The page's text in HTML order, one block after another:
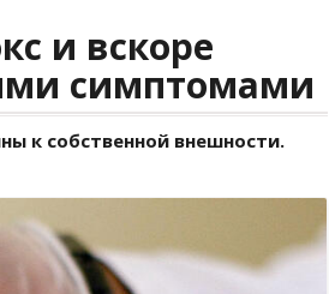
и вскоре
симптомами
к собственной внешности.